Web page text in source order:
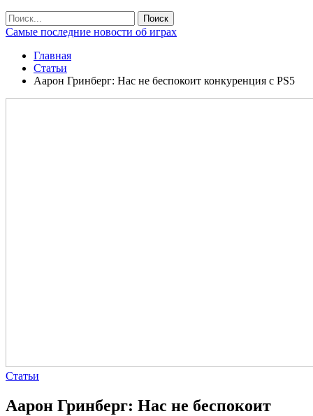
Самые последние новости об играх
Главная
Статьи
Аарон Гринберг: Нас не беспокоит конкуренция с PS5
Статьи
Аарон Гринберг: Нас не беспокоит